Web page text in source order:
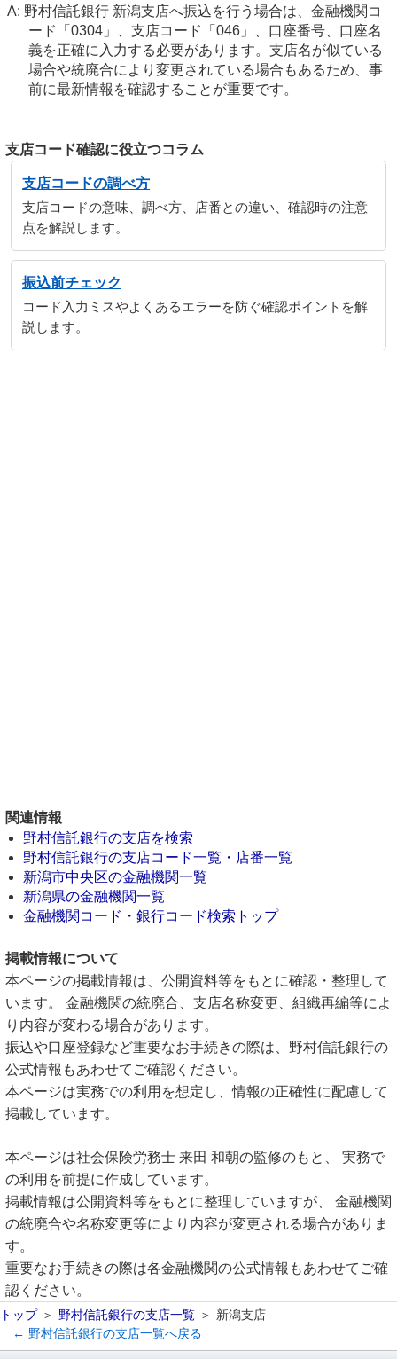
野村信託銀行 新潟支店へ振込を行う場合は、金融機関コ
ード「0304」、支店コード「046」、口座番号、口座名
義を正確に入力する必要があります。支店名が似ている
場合や統廃合により変更されている場合もあるため、事
前に最新情報を確認することが重要です。
支店コード確認に役立つコラム
支店コードの調べ方
支店コードの意味、調べ方、店番との違い、確認時の注意
点を解説します。
振込前チェック
コード入力ミスやよくあるエラーを防ぐ確認ポイントを解
説します。
関連情報
野村信託銀行の支店を検索
野村信託銀行の支店コード一覧・店番一覧
新潟市中央区の金融機関一覧
新潟県の金融機関一覧
金融機関コード・銀行コード検索トップ
掲載情報について
本ページの掲載情報は、公開資料等をもとに確認・整理して
います。 金融機関の統廃合、支店名称変更、組織再編等によ
り内容が変わる場合があります。
振込や口座登録など重要なお手続きの際は、野村信託銀行の
公式情報もあわせてご確認ください。
本ページは実務での利用を想定し、情報の正確性に配慮して
掲載しています。
本ページは社会保険労務士 来田 和朝の監修のもと、 実務で
の利用を前提に作成しています。
掲載情報は公開資料等をもとに整理していますが、 金融機関
の統廃合や名称変更等により内容が変更される場合がありま
す。
重要なお手続きの際は各金融機関の公式情報もあわせてご確
認ください。
トップ 野村信託銀行の支店一覧
新潟支店
← 野村信託銀行の支店一覧へ戻る